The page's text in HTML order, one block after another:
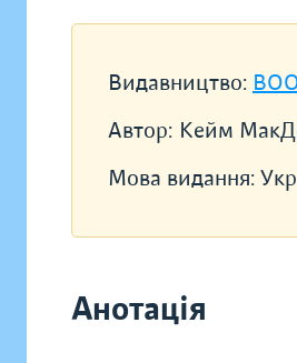
Видавництво:
Автор: Кейм
Мова видання:
Анотація